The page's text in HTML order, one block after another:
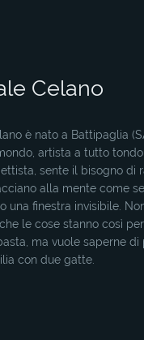
Celano
è nato a Battipaglia
artista a tutto
sente il bisogno di
alla mente come
una finestra invisibile.
le cose stanno così
ma vuole saperne di
con due gatte.